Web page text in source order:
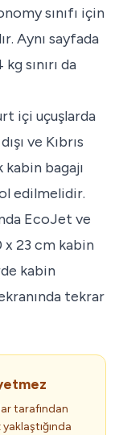
sınıfı için
Aynı sayfada
sınırı da
içi uçuşlarda
ve Kıbrıs
bagajı
edilmelidir.
EcoJet ve
x 23 cm kabin
kabin
tekrar
tarafından